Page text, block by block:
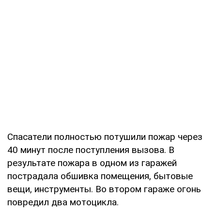
Спасатели полностью потушили пожар через
40 минут после поступления вызова. В
результате пожара в одном из гаражей
пострадала обшивка помещения, бытовые
вещи, инструменты. Во втором гараже огонь
повредил два мотоцикла.